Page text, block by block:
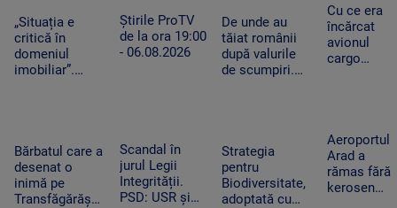
de o boală grea
limba română
permis, iar
vehiculul nu
era
înmatriculat
„Situația e
critică în
domeniul
imobiliar”.
cauza
blocajului de la
ANCPI
Știrile ProTV
de la ora 19:00
- 06.08.2026
De unde au
tăiat românii
după valurile
de scumpiri.
cumpărături
Cu ce era
încărcat
avionul
cargo
dronă cu
bombă pe
aeroportul
din Leipzig
Bărbatul care a
desenat o
inimă pe
Transfăgărășan
Scandal în
jurul Legii
Integrității.
PSD: USR și
Strategia
pentru
Biodiversitate,
adoptată cu
Aeroportul
Arad a
rămas fără
kerosen